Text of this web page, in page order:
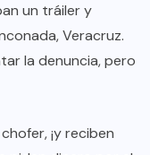
un tráiler y
Veracruz.
la denuncia, pero
¡y reciben